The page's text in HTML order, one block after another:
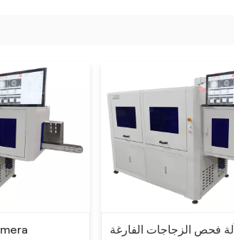
آلة فحص الزجاجات الفارغة PE (EBI)